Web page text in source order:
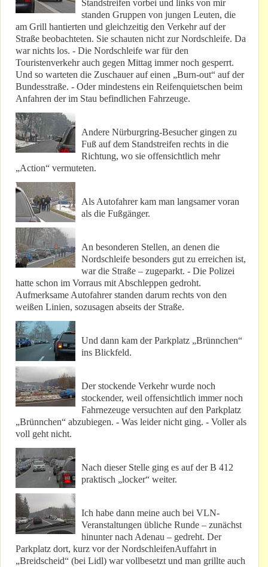
Standstreifen vorbei und links von mir
standen Gruppen von jungen Leuten, die
am Grill hantierten und gleichzeitig den Verkehr auf der
Straße beobachteten. Sie schauten nicht zur Nordschleife. Da
war nichts los. - Die Nordschleife war für den
Touristenverkehr auch gegen Mittag immer noch gesperrt.
Und so warteten die Zuschauer auf einen „Burn-out“ auf der
Bundesstraße. - Oder mindestens ein Reifenquietschen beim
Anfahren der im Stau befindlichen Fahrzeuge.
Andere Nürburgring-Besucher gingen zu
Fuß auf dem Standstreifen rechts in die
Richtung, wo sie offensichtlich mehr
„Action“ vermuteten.
Als Autofahrer kam man langsamer voran
als die Fußgänger.
An besonderen Stellen, an denen die
Nordschleife besonders gut zu erreichen ist,
war die Straße – zugeparkt. - Die Polizei
hatte schon im Vorraus mit Abschleppen gedroht.
Aufmerksame Autofahrer standen darum rechts von den
weißen Linien, sozusagen abseits der Straße.
Und dann kam der Parkplatz „Brünnchen“
ins Blickfeld.
Der stockende Verkehr wurde noch
stockender, weil offensichtlich immer noch
Fahrnezeuge versuchten auf den Parkplatz
„Brünnchen“ abzubiegen. - Was leider nicht ging. - Voller als
voll geht nicht.
Nach dieser Stelle ging es auf der B 412
praktisch „locker“ weiter.
Ich habe dann meine auch bei VLN-
Veranstaltungen übliche Runde – zunächst
hinunter nach Adenau – gedreht. Der
Parkplatz dort, kurz vor der NordschleifenAuffahrt in
„Breidscheid“ (bei Lidl) war vollbesetzt und man grillte auch